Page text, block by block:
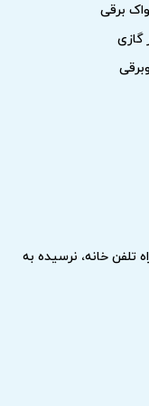
کنید.
نشان می‌دهد. توجه به
برقی
گازی
تلفن خانه، نرسیده به